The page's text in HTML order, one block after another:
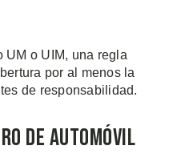
UM o UIM, una regla
por al menos la
de responsabilidad.
de Automóvil